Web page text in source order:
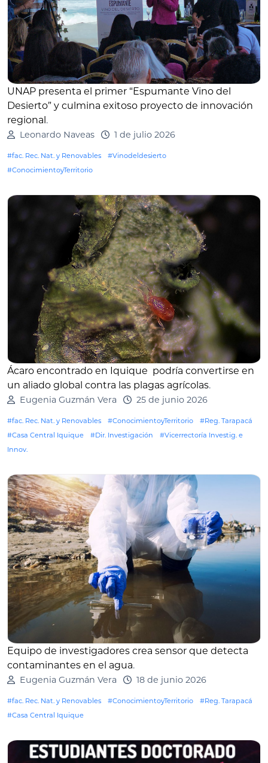
UNAP presenta el primer “Espumante Vino del
Desierto” y culmina exitoso proyecto de innovación
regional .
Leonardo Naveas 1 de julio 2026
#fac. Rec. Nat. y Renovables
#Vinodeldesierto
#ConocimientoyTerritorio
Ácaro encontrado en Iquique podría convertirse en
un aliado global contra las plagas agrícolas.
Eugenia Guzmán Vera 25 de junio 2026
#fac. Rec. Nat. y Renovables #ConocimientoyTerritorio
#Reg. Tarapacá
#Casa Central Iquique
#Dir. Investigación
#Vicerrectoría Investig. e
Innov.
Equipo de investigadores crea sensor que detecta
contaminantes en el agua.
Eugenia Guzmán Vera 18 de junio 2026
#fac. Rec. Nat. y Renovables #ConocimientoyTerritorio
#Reg. Tarapacá
#Casa Central Iquique